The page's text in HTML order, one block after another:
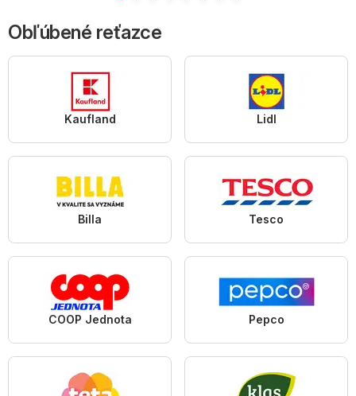
Obľúbené reťazce
Kaufland Lidl
Billa Tesco
COOP Jednota Pepco